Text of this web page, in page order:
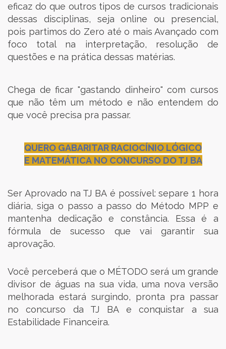
eficaz do que outros tipos de cursos tradicionais
dessas disciplinas, seja online ou presencial,
pois partimos do Zero até o mais Avançado com
foco total na interpretação, resolução de
questões e na prática dessas matérias.
Chega de ficar "gastando dinheiro" com cursos
que não têm um método e não entendem do
que você precisa pra passar.
QUERO GABARITAR RACIOCÍNIO LÓGICO
E MATEMÁTICA NO CONCURSO DO TJ BA
Ser Aprovado na TJ BA é possível: separe 1 hora
diária, siga o passo a passo do Método MPP e
mantenha dedicação e constância. Essa é a
fórmula de sucesso que vai garantir sua
aprovação.
Você perceberá que o MÉTODO será um grande
divisor de águas na sua vida, uma nova versão
melhorada estará surgindo, pronta pra passar
no concurso da TJ BA e conquistar a sua
Estabilidade Financeira.